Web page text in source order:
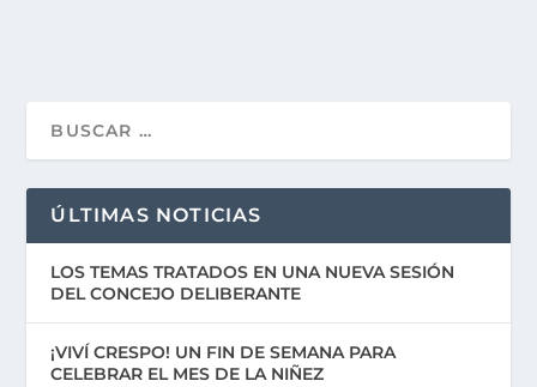
ÚLTIMAS NOTICIAS
LOS TEMAS TRATADOS EN UNA NUEVA SESIÓN
DEL CONCEJO DELIBERANTE
¡VIVÍ CRESPO! UN FIN DE SEMANA PARA
CELEBRAR EL MES DE LA NIÑEZ